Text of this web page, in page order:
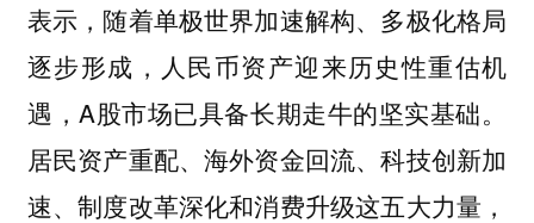
表示，随着单极世界加速解构、多极化格局
逐步形成，人民币资产迎来历史性重估机
遇，A股市场已具备长期走牛的坚实基础。
居民资产重配、海外资金回流、科技创新加
速、制度改革深化和消费升级这五大力量，